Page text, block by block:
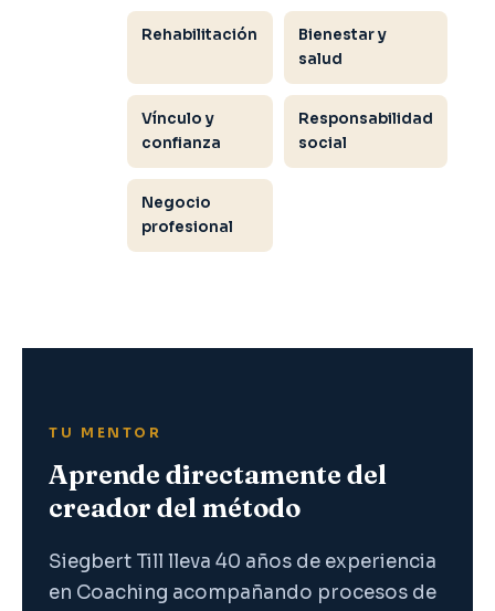
Rehabilitación
Bienestar y
salud
Vínculo y
confianza
Responsabilidad
social
Negocio
profesional
TU MENTOR
Aprende directamente del
creador del método
Siegbert Till lleva 40 años de experiencia
en Coaching acompañando procesos de